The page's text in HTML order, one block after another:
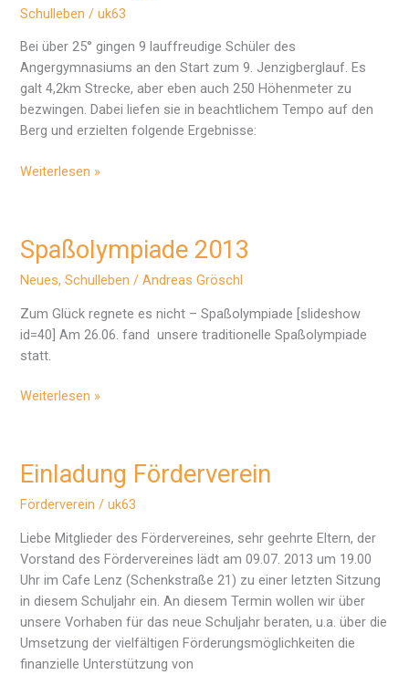
Schulleben /uk63
Bei über 25° gingen 9 lauffreudige Schüler des
Angergymnasiums an den Start zum 9. Jenzigberglauf. Es
galt 4,2km Strecke, aber eben auch 250 Höhenmeter zu
bezwingen. Dabei liefen sie in beachtlichem Tempo auf den
Berg und erzielten folgende Ergebnisse:
Angergymnasium
Weiterlesen »
Spaßolympiade 2013
Neues,Schulleben /Andreas Gröschl
Zum Glück regnete es nicht – Spaßolympiade [slideshow
id=40] Am 26.06. fand unsere traditionelle Spaßolympiade
statt.
Spaßolympiade
Weiterlesen »
Einladung Förderverein
Förderverein /uk63
Liebe Mitglieder des Fördervereines, sehr geehrte Eltern, der
Vorstand des Fördervereines lädt am 09.07. 2013 um 19.00
Uhr im Cafe Lenz (Schenkstraße 21) zu einer letzten Sitzung
in diesem Schuljahr ein. An diesem Termin wollen wir über
unsere Vorhaben für das neue Schuljahr beraten, u.a. über die
Umsetzung der vielfältigen Förderungsmöglichkeiten die
finanzielle Unterstützung von